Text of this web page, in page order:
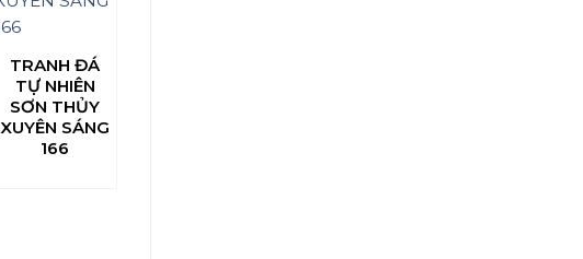
TRANH ĐÁ
TỰ NHIÊN
SƠN THỦY
XUYÊN SÁNG
166